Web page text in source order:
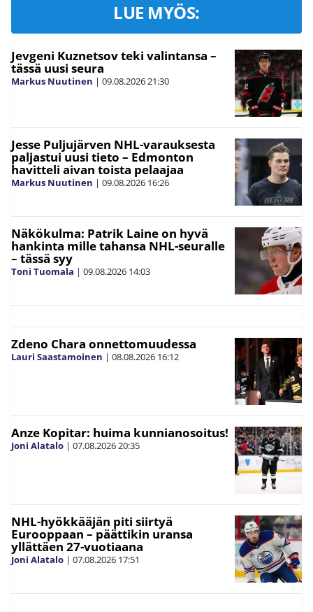
LUE MYÖS:
Jevgeni Kuznetsov teki valintansa –
tässä uusi seura
Markus Nuutinen | 09.08.202621:30
Jesse Puljujärven NHL-varauksesta
paljastui uusi tieto – Edmonton
havitteli aivan toista pelaajaa
Markus Nuutinen | 09.08.2026 16:26
Näkökulma: Patrik Laine on hyvä
hankinta mille tahansa NHL-seuralle
– tässä syy
Toni Tuomala | 09.08.2026 14:03
Zdeno Chara onnettomuudessa
Lauri Saastamoinen | 08.08.2026 16:12
Anze Kopitar: huima kunnianosoitus!
Joni Alatalo | 07.08.202620:35
NHL-hyökkääjän piti siirtyä
Eurooppaan – päättikin uransa
yllättäen 27-vuotiaana
Joni Alatalo | 07.08.2026 17:51